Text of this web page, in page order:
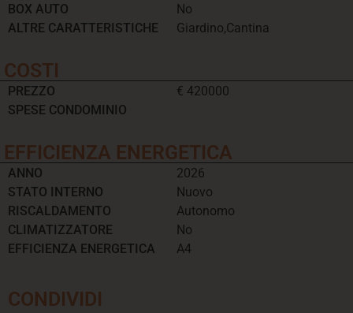
BOX AUTO
ALTRE CARATTERISTICHE
No
Giardino,Cantina
COSTI
PREZZO
SPESE CONDOMINIO
€ 420000
EFFICIENZA ENERGETICA
ANNO
STATO INTERNO
RISCALDAMENTO
CLIMATIZZATORE
EFFICIENZA ENERGETICA
2026
Nuovo
Autonomo
No
A4
CONDIVIDI